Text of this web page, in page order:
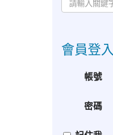
會員登入
帳號
密碼